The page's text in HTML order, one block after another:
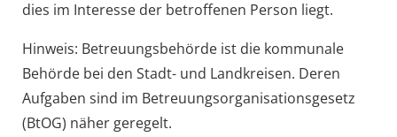
dies im Interesse der betroffenen Person liegt.
Hinweis: Betreuungsbehörde ist die kommunale
Behörde bei den Stadt- und Landkreisen. Deren
Aufgaben sind im Betreuungsorganisationsgesetz
(BtOG) näher geregelt.